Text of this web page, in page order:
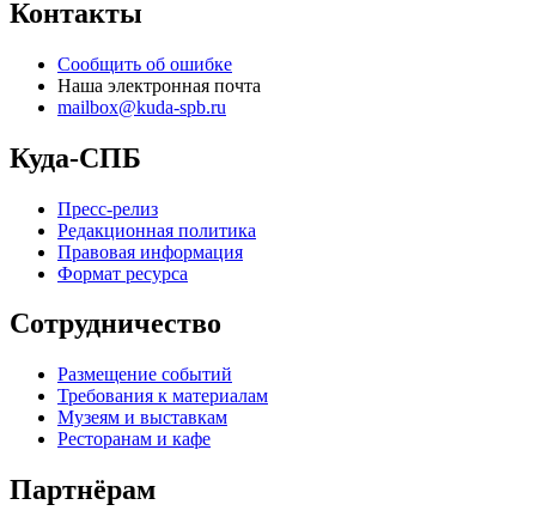
Контакты
Сообщить об ошибке
Наша электронная почта
mailbox@kuda-spb.ru
Куда-СПБ
Пресс-релиз
Редакционная политика
Правовая информация
Формат ресурса
Сотрудничество
Размещение событий
Требования к материалам
Музеям и выставкам
Ресторанам и кафе
Партнёрам